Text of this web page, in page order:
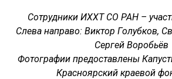
Сотрудники ИХХТ СО РАН –
Слева направо: Виктор Голубков,
Сергей Воробьёв
Фотографии предоставлены
Красноярский краевой